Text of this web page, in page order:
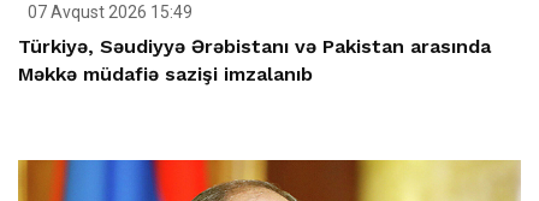
07 Avqust 2026 15:49
Türkiyə, Səudiyyə Ərəbistanı və Pakistan arasında
Məkkə müdafiə sazişi imzalanıb